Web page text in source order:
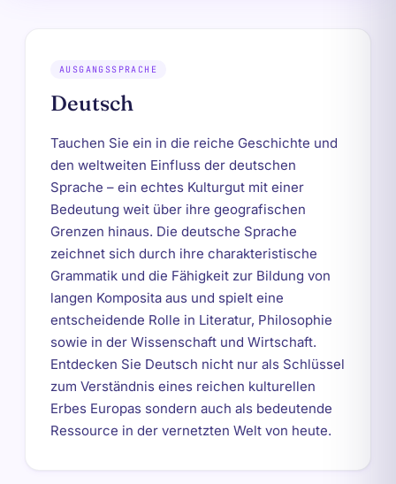
AUSGANGSSPRACHE
Deutsch
Tauchen Sie ein in die reiche Geschichte und
den weltweiten Einfluss der deutschen
Sprache – ein echtes Kulturgut mit einer
Bedeutung weit über ihre geografischen
Grenzen hinaus. Die deutsche Sprache
zeichnet sich durch ihre charakteristische
Grammatik und die Fähigkeit zur Bildung von
langen Komposita aus und spielt eine
entscheidende Rolle in Literatur, Philosophie
sowie in der Wissenschaft und Wirtschaft.
Entdecken Sie Deutsch nicht nur als Schlüssel
zum Verständnis eines reichen kulturellen
Erbes Europas sondern auch als bedeutende
Ressource in der vernetzten Welt von heute.